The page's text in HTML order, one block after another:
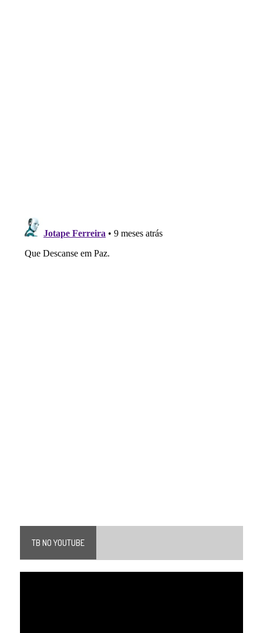
TB NO YOUTUBE